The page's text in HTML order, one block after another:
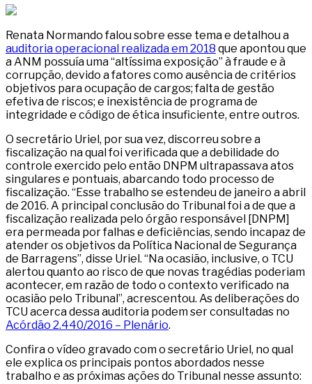
Renata Normando falou sobre esse tema e detalhou a
auditoria operacional realizada em 2018 que apontou que
a ANM possuía uma “altíssima exposição” à fraude e à
corrupção, devido a fatores como ausência de critérios
objetivos para ocupação de cargos; falta de gestão
efetiva de riscos; e inexistência de programa de
integridade e código de ética insuficiente, entre outros.
O secretário Uriel, por sua vez, discorreu sobre a
fiscalização na qual foi verificada que a debilidade do
controle exercido pelo então DNPM ultrapassava atos
singulares e pontuais, abarcando todo processo de
fiscalização. “Esse trabalho se estendeu de janeiro a abril
de 2016. A principal conclusão do Tribunal foi a de que a
fiscalização realizada pelo órgão responsável [DNPM]
era permeada por falhas e deficiências, sendo incapaz de
atender os objetivos da Política Nacional de Segurança
de Barragens”, disse Uriel. “Na ocasião, inclusive, o TCU
alertou quanto ao risco de que novas tragédias poderiam
acontecer, em razão de todo o contexto verificado na
ocasião pelo Tribunal”, acrescentou. As deliberações do
TCU acerca dessa auditoria podem ser consultadas no
Acórdão 2.440/2016 – Plenário.
Confira o vídeo gravado com o secretário Uriel, no qual
ele explica os principais pontos abordados nesse
trabalho e as próximas ações do Tribunal nesse assunto: